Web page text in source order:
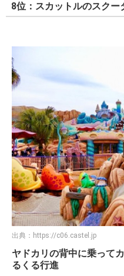
8位：スカットルのスクー
出典： https://c06.castel.jp
ヤドカリの背中に乗って
るくる行進